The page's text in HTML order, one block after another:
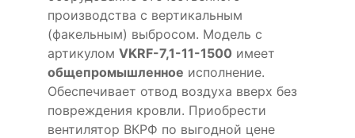
производства с вертикальным
(факельным) выбросом. Модель с
артикулом VKRF-7,1-11-1500 имеет
общепромышленное исполнение.
Обеспечивает отвод воздуха вверх без
повреждения кровли. Приобрести
вентилятор ВКРФ по выгодной цене